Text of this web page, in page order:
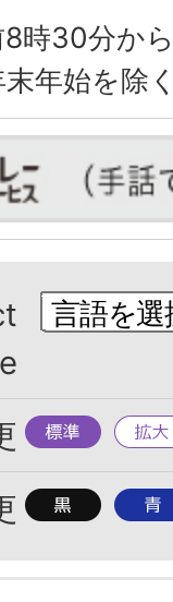
時30分か
末年始を除
標
準
拡
大
背
色
背
色